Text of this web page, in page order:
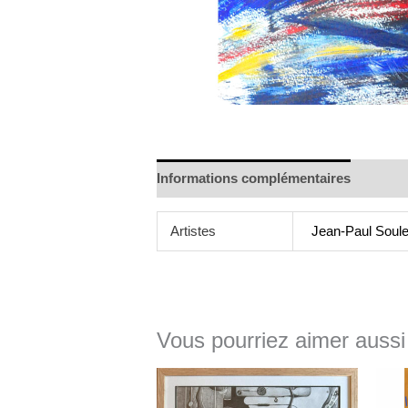
Informations complémentaires
Artistes Jean-Paul
Vous pourriez aimer